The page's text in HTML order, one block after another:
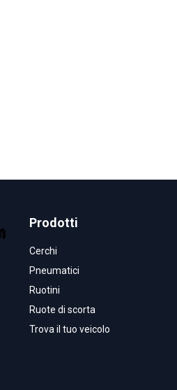
Prodotti
Cerchi
Pneumatici
Ruotini
Ruote di scorta
Trova il tuo veicolo